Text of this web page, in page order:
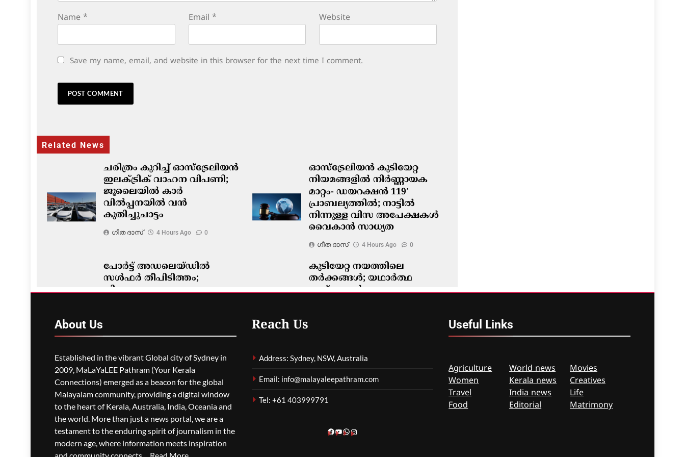
Name * Email * Website
Save my name, email, and website in this browser for the next time I comment.
Related News
ചരിത്രം കുറിച്ച് ഓസ്‌ട്രേലിയൻ
ഇലക്ട്രിക് വാഹന വിപണി;
ജൂലൈയിൽ കാർ
വിൽപ്പനയിൽ വൻ
കുതിച്ചുചാട്ടം
ഗീത ദാസ്‌ 4 Hours Ago 0
ഓസ്‌ട്രേലിയൻ കുടിയേറ്റ
നിയമങ്ങളിൽ നിർണ്ണായക
മാറ്റം- ഡയറക്ഷൻ 119′
പ്രാബല്യത്തിൽ; നാട്ടിൽ
നിന്നുള്ള വിസ അപേക്ഷകൾ
വൈകാൻ സാധ്യത
ഗീത ദാസ്‌ 4 Hours Ago 0
പോർട്ട് അഡലെയ്ഡിൽ
സൾഫർ തീപിടിത്തം;
വിഷപുക പടരുന്നു,
കുടിയേറ്റ നയത്തിലെ
തർക്കങ്ങൾ; യഥാർത്ഥ
പ്രശ്നങ്ങൾ
About Us
Established in the vibrant Global city of Sydney in
2009, MaLaYaLEE Pathram (Your Kerala
Connections) emerged as a beacon for the global
Malayalam community, providing a digital window
to the heart of Kerala, Australia, India, Oceania and
the world. More than just a news portal, we are a
testament to the enduring spirit of journalism in the
modern age, where information meets inspiration
Reach Us
Address: Sydney, NSW, Australia
Email: info@malayaleepathram.com
Tel: +61 403999791
Facebook
YouTube
WhatsApp
Instagram
Useful Links
Agriculture
Women
Travel
Food
World news
Kerala news
India news
Editorial
Movies
Creatives
Life
Matrimony